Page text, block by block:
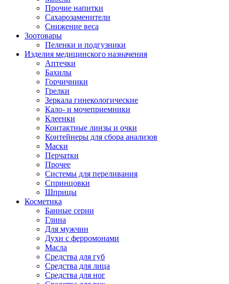
Прочие напитки
Сахарозаменители
Снижение веса
Зоотовары
Пеленки и подгузники
Изделия медицинского назначения
Аптечки
Бахилы
Горчичники
Грелки
Зеркала гинекологические
Кало- и мочеприемники
Клеенки
Контактные линзы и очки
Контейнеры для сбора анализов
Маски
Перчатки
Прочее
Системы для переливания
Спринцовки
Шприцы
Косметика
Банные серии
Глина
Для мужчин
Духи с ферромонами
Масла
Средства для губ
Средства для лица
Средства для ног